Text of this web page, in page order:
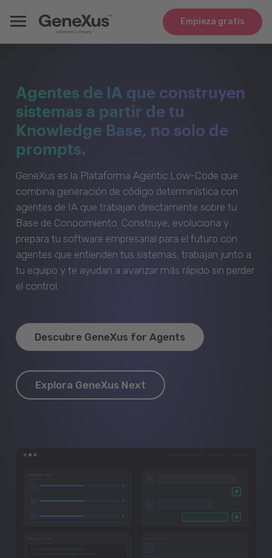
Empieza gratis
Agentes de IA que construyen
sistemas a partir de tu
Knowledge Base, no solo de
prompts.
GeneXus es la Plataforma Agentic Low-Code que
combina generación de código determinística con
agentes de IA que trabajan directamente sobre tu
Base de Conocimiento. Construye, evoluciona y
prepara tu software empresarial para el futuro con
agentes que entienden tus sistemas, trabajan junto a
tu equipo y te ayudan a avanzar más rápido sin perder
el control.
Descubre GeneXus for Agents
Explora GeneXus Next